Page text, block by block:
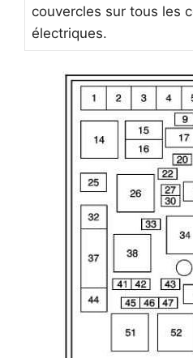
couvercles sur tous les
électriques.